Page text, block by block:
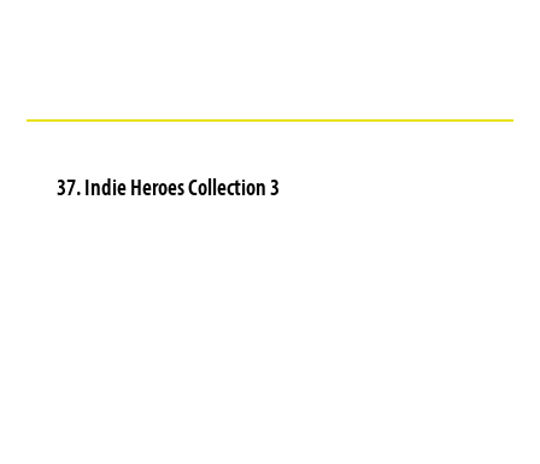
37. Indie Heroes Collection 3